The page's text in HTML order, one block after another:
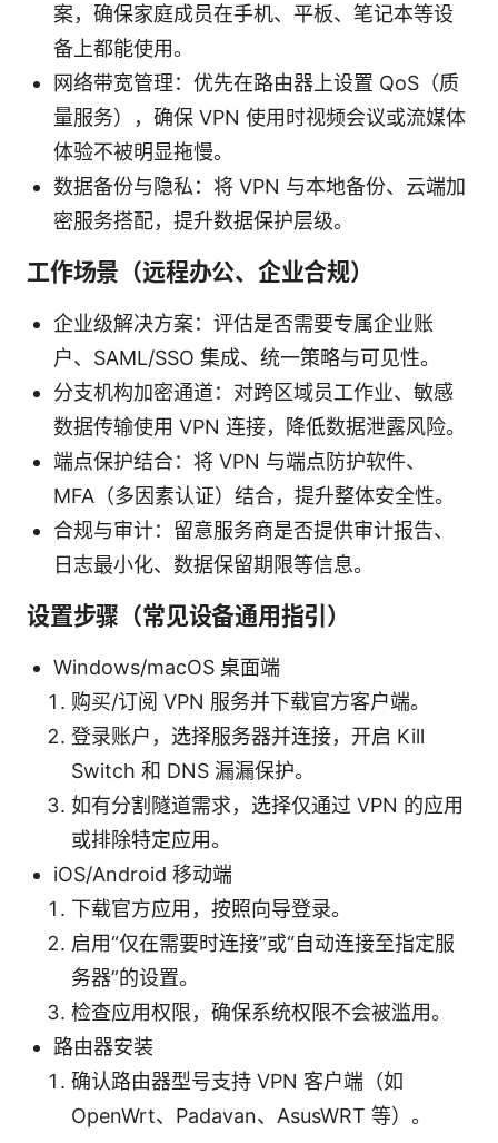
案，确保家庭成员在手机、平板、笔记本等设
备上都能使用。
网络带宽管理：优先在路由器上设置 QoS（质
量服务），确保 VPN 使用时视频会议或流媒体
体验不被明显拖慢。
数据备份与隐私：将 VPN 与本地备份、云端加
密服务搭配，提升数据保护层级。
工作场景（远程办公、企业合规）
企业级解决方案：评估是否需要专属企业账
户、SAML/SSO 集成、统一策略与可见性。
分支机构加密通道：对跨区域员工作业、敏感
数据传输使用 VPN 连接，降低数据泄露风险。
端点保护结合：将 VPN 与端点防护软件、
MFA（多因素认证）结合，提升整体安全性。
合规与审计：留意服务商是否提供审计报告、
日志最小化、数据保留期限等信息。
设置步骤（常见设备通用指引）
Windows/macOS 桌面端
购买/订阅 VPN 服务并下载官方客户端。
登录账户，选择服务器并连接，开启 Kill
Switch 和 DNS 漏漏保护。
如有分割隧道需求，选择仅通过 VPN 的应用
或排除特定应用。
iOS/Android 移动端
下载官方应用，按照向导登录。
启用“仅在需要时连接”或“自动连接至指定服
务器”的设置。
检查应用权限，确保系统权限不会被滥用。
路由器安装
确认路由器型号支持 VPN 客户端（如
OpenWrt、Padavan、AsusWRT 等）。